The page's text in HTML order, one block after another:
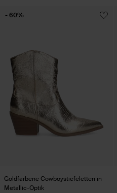
Goldfarbene Cowboystiefeletten in
Metallic-Optik
- 60%